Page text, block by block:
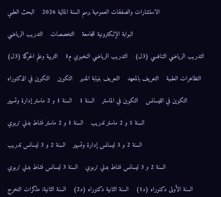
الاستشارات والصفقات العمومية برسم السنة المالية 2026
البحث العلمي
البوابة الإلكترونية للجامعة
التخصصات
التدريب الرياضي
التدريب الرياضي التنافسي (3ل)
التدريب الرياضي النخبوي م1
التربية وعلم الحركة (3ل)
التظاهرات العلمية
التعريف بالمعهد التعريف بنيابة المدير التكوين
التكوين في الدكتوراه
التكوين في الليسانس
التكوين في الماستر السنة 1
السنة 1 و 2 ماستر إدارة وتسيير
السنة 1 و 2 ماستر تدريب
السنة 1 و 2 ماستر نشاط بدني تربوي
السنة 2 و 3 ليسانس إدارة وتسيير
السنة 2 و 3 ليسانس تدريب
السنة 2 و 3 ليسانس نشاط بدني تربوي
السنة 3 ليسانس نشاط بدني تربوي
السنة الأولى دكتوراه (د1)
السنة الثانية دكتوراه (د2)
السنة الثانية: مذكرات التخرج